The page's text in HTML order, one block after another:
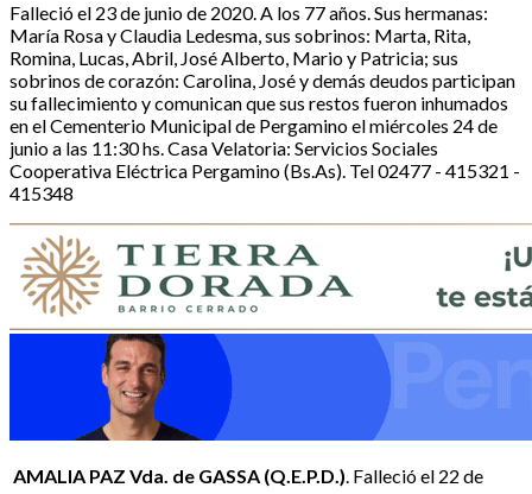
Falleció el 23 de junio de 2020. A los 77 años. Sus hermanas:
María Rosa y Claudia Ledesma, sus sobrinos: Marta, Rita,
Romina, Lucas, Abril, José Alberto, Mario y Patricia; sus
sobrinos de corazón: Carolina, José y demás deudos participan
su fallecimiento y comunican que sus restos fueron inhumados
en el Cementerio Municipal de Pergamino el miércoles 24 de
junio a las 11:30 hs. Casa Velatoria: Servicios Sociales
Cooperativa Eléctrica Pergamino (Bs.As). Tel 02477 - 415321 -
415348
AMALIA PAZ Vda. de GASSA (Q.E.P.D.). Falleció el 22 de